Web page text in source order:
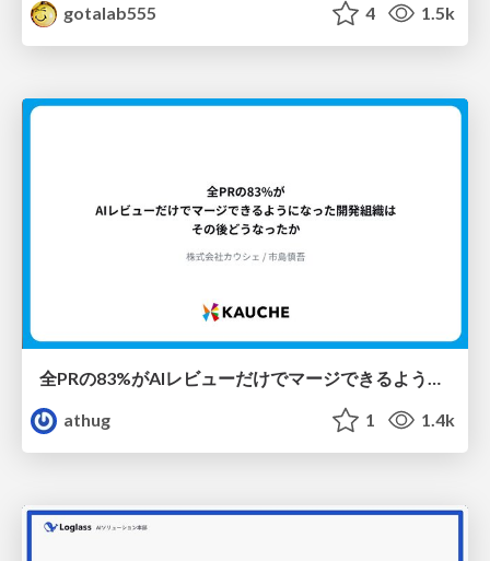
gotalab555
4 1.5k
全PRの83%がAIレビューだけでマージできるようになった開発組織はその後どうなったか
athug
1 1.4k